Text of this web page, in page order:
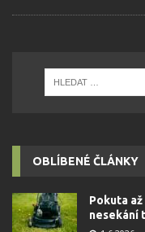
OBLÍBENÉ ČLÁNKY
Pokuta
nesekání